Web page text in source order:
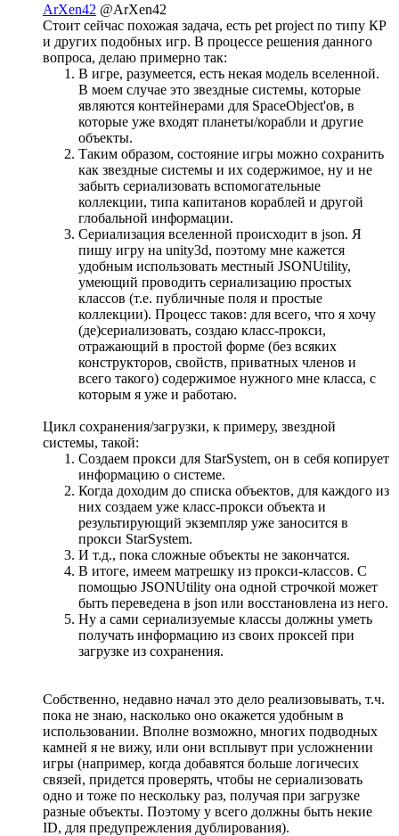
ArXen42 @ArXen42
Стоит сейчас похожая задача, есть pet project по типу КР
и других подобных игр. В процессе решения данного
вопроса, делаю примерно так:
В игре, разумеется, есть некая модель вселенной.
В моем случае это звездные системы, которые
являются контейнерами для SpaceObject'ов, в
которые уже входят планеты/корабли и другие
объекты.
Таким образом, состояние игры можно сохранить
как звездные системы и их содержимое, ну и не
забыть сериализовать вспомогательные
коллекции, типа капитанов кораблей и другой
глобальной информации.
Сериализация вселенной происходит в json. Я
пишу игру на unity3d, поэтому мне кажется
удобным использовать местный JSONUtility,
умеющий проводить сериализацию простых
классов (т.е. публичные поля и простые
коллекции). Процесс таков: для всего, что я хочу
(де)сериализовать, создаю класс-прокси,
отражающий в простой форме (без всяких
конструкторов, свойств, приватных членов и
всего такого) содержимое нужного мне класса, с
которым я уже и работаю.
Цикл сохранения/загрузки, к примеру, звездной
системы, такой:
Создаем прокси для StarSystem, он в себя копирует
информацию о системе.
Когда доходим до списка объектов, для каждого из
них создаем уже класс-прокси объекта и
результирующий экземпляр уже заносится в
прокси StarSystem.
И т.д., пока сложные объекты не закончатся.
В итоге, имеем матрешку из прокси-классов. С
помощью JSONUtility она одной строчкой может
быть переведена в json или восстановлена из него.
Ну а сами сериализуемые классы должны уметь
получать информацию из своих проксей при
загрузке из сохранения.
Собственно, недавно начал это дело реализовывать, т.ч.
пока не знаю, насколько оно окажется удобным в
использовании. Вполне возможно, многих подводных
камней я не вижу, или они всплывут при усложнении
игры (например, когда добавятся больше логичесих
связей, придется проверять, чтобы не сериализовать
одно и тоже по нескольку раз, получая при загрузке
разные объекты. Поэтому у всего должны быть некие
ID, для предупрежления дублирования).